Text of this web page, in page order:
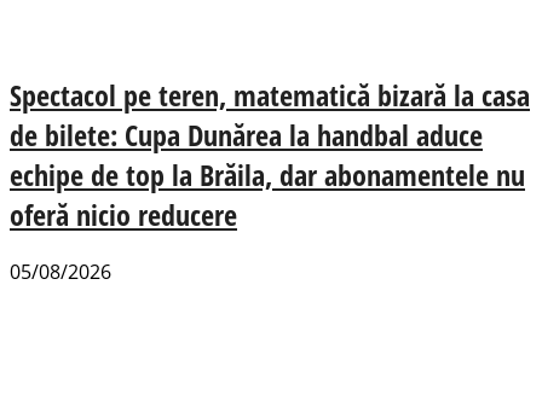
Spectacol pe teren, matematică bizară la casa
de bilete: Cupa Dunărea la handbal aduce
echipe de top la Brăila, dar abonamentele nu
oferă nicio reducere
05/08/2026